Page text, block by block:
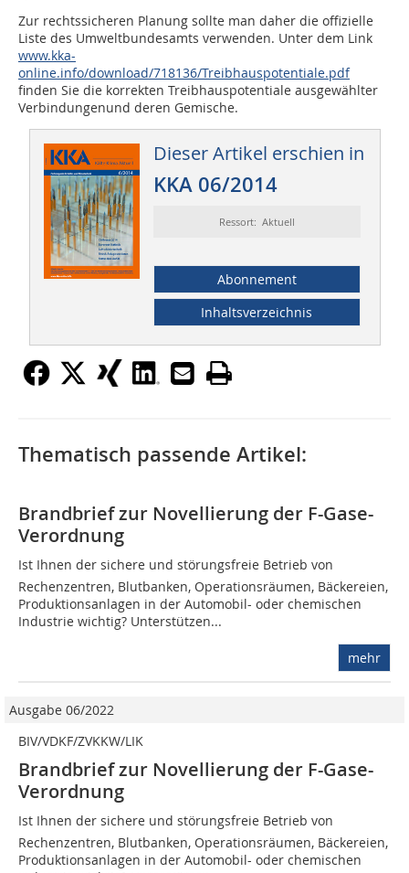
Zur rechtssicheren Planung sollte man daher die offizielle
Liste des Umweltbundesamts verwenden. Unter dem Link
www.kka-
online.info/download/718136/Treibhauspotentiale.pdf
finden Sie die korrekten Treibhauspotentiale ausgewählter
Verbindungenund deren Gemische.
Dieser Artikel erschien in
KKA 06/2014
Ressort: Aktuell
Abonnement
Inhaltsverzeichnis
Thematisch passende Artikel:
Brandbrief zur Novellierung der F-Gase-
Verordnung
Ist Ihnen der sichere und störungsfreie Betrieb von
Rechenzentren, Blutbanken, Operationsräumen, Bäckereien,
Produktionsanlagen in der Automobil- oder chemischen
Industrie wichtig? Unterstützen...
mehr
Ausgabe 06/2022
BIV/VDKF/ZVKKW/LIK
Brandbrief zur Novellierung der F-Gase-
Verordnung
Ist Ihnen der sichere und störungsfreie Betrieb von
Rechenzentren, Blutbanken, Operationsräumen, Bäckereien,
Produktionsanlagen in der Automobil- oder chemischen